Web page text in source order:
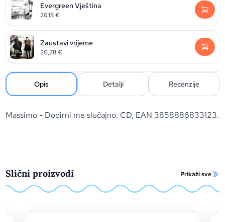
Evergreen Vještina
26,18€
Zaustavi vrijeme
20,78€
Opis Detalji Recenzije
Massimo - Dodirni me slučajno. CD, EAN 3858886833123.
Slični proizvodi Prikaži sve